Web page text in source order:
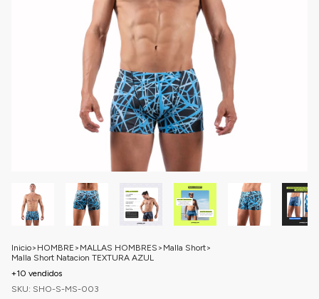
Inicio> HOMBRE > MALLAS HOMBRES > Malla Short>
Malla Short Natacion TEXTURA AZUL
+10 vendidos
SKU: SHO-S-MS-003